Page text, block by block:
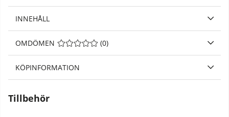
INNEHÅLL
OMDÖMEN MEDELBETYG 0 AV 5 ANTAL BETYG 0
(0)
KÖPINFORMATION
Tillbehör